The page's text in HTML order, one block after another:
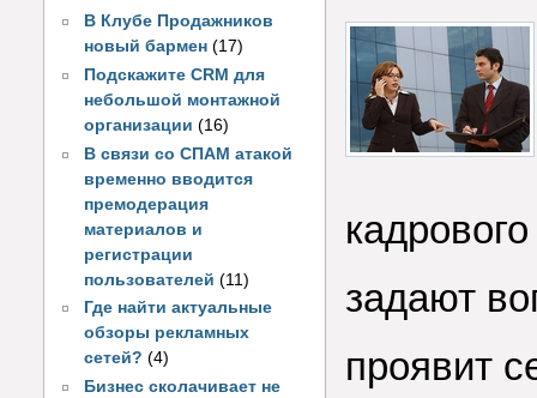
В Клубе Продажников
новый бармен (17)
Подскажите CRM для
небольшой монтажной
организации (16)
В связи со СПАМ атакой
временно вводится
премодерация
материалов и
регистрации
пользователей(11)
Где найти актуальные
обзоры рекламных
сетей? (4)
Бизнес сколачивает не
задают
проявит